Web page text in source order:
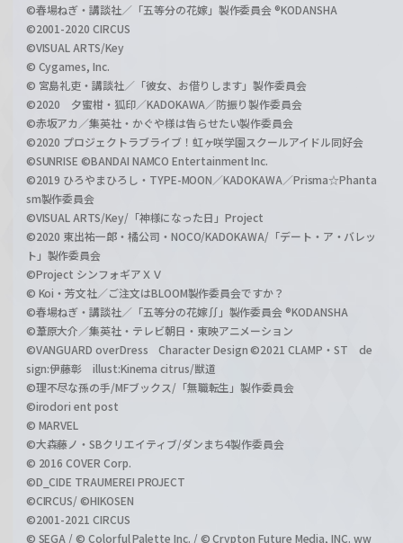
©春場ねぎ・講談社／「五等分の花嫁」製作委員会 ®KODANSHA
©2001-2020 CIRCUS
©VISUAL ARTS/Key
© Cygames, Inc.
© 宮島礼吏・講談社／「彼女、お借りします」製作委員会
©2020 夕蜜柑・狐印／KADOKAWA／防振り製作委員会
©赤坂アカ／集英社・かぐや様は告らせたい製作委員会
©2020 プロジェクトラブライブ！虹ヶ咲学園スクールアイドル同好会
©SUNRISE ©BANDAI NAMCO Entertainment Inc.
©2019 ひろやまひろし・TYPE-MOON／KADOKAWA／Prisma☆Phanta
sm製作委員会
©VISUAL ARTS/Key/「神様になった日」Project
©2020 東出祐一郎・橘公司・NOCO/KADOKAWA/「デート・ア・バレッ
ト」製作委員会
©Project シンフォギアＸＶ
© Koi・芳文社／ご注文はBLOOM製作委員会ですか？
©春場ねぎ・講談社／「五等分の花嫁∬」製作委員会 ®KODANSHA
©葦原大介／集英社・テレビ朝日・東映アニメーション
©VANGUARD overDress Character Design ©2021 CLAMP・ST de
sign:伊藤彰 illust:Kinema citrus/獣道
©理不尽な孫の手/MFブックス/「無職転生」製作委員会
©irodori ent post
© MARVEL
©大森藤ノ・SBクリエイティブ/ダンまち4製作委員会
© 2016 COVER Corp.
©D_CIDE TRAUMEREI PROJECT
©CIRCUS/ ©HIKOSEN
©2001-2021 CIRCUS
© SEGA / © Colorful Palette Inc. / © Crypton Future Media, INC. ww